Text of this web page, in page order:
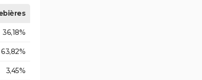
36,18%
63,82%
3,45%